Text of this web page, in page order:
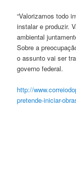
“Valorizamos todo
instalar e produzir.
ambiental
Sobre a
o assunto vai ser
governo federal.
http://
pretende-iniciar-